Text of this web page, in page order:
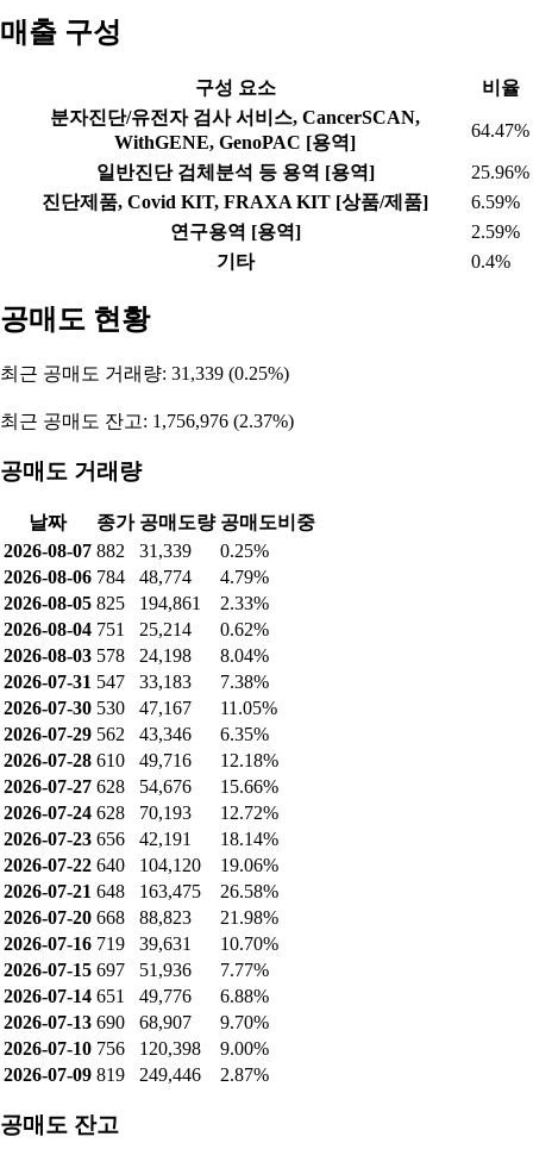
매출 구성
구성 요소
비율
분자진단/유전자 검사 서비스, CancerSCAN,
WithGENE, GenoPAC [용역]
64.47%
일반진단 검체분석 등 용역 [용역]
25.96%
진단제품, Covid KIT, FRAXA KIT [상품/제품]
6.59%
연구용역 [용역]
2.59%
기타
0.4%
공매도 현황
최근 공매도 거래량: 31,339 (0.25%)
최근 공매도 잔고: 1,756,976 (2.37%)
공매도 거래량
날짜 종가 공매도량 공매도비중
2026-08-07 882 31,339
0.25%
2026-08-06 784 48,774
4.79%
2026-08-05 825 194,861
2.33%
2026-08-04 751 25,214
0.62%
2026-08-03 578 24,198
8.04%
2026-07-31 547 33,183
7.38%
2026-07-30 530 47,167
11.05%
2026-07-29 562 43,346
6.35%
2026-07-28 610 49,716
12.18%
2026-07-27 628 54,676
15.66%
2026-07-24 628 70,193
12.72%
2026-07-23 656 42,191
18.14%
2026-07-22 640 104,120
19.06%
2026-07-21 648 163,475
26.58%
2026-07-20 668 88,823
21.98%
2026-07-16 719 39,631
10.70%
2026-07-15 697 51,936
7.77%
2026-07-14 651 49,776
6.88%
2026-07-13 690 68,907
9.70%
2026-07-10 756 120,398
9.00%
2026-07-09 819 249,446 2.87%
공매도 잔고